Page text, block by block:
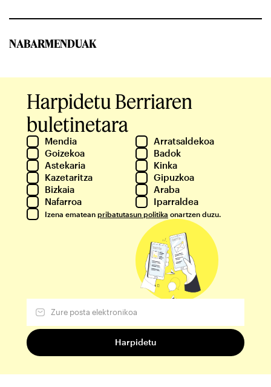
NABARMENDUAK
Harpidetu Berriaren
buletinetara
Mendia
Arratsaldekoa
Goizekoa
Badok
Astekaria
Kinka
Kazetaritza
Gipuzkoa
Bizkaia
Araba
Nafarroa
Iparraldea
Izena ematean pribatutasun politika onartzen duzu.